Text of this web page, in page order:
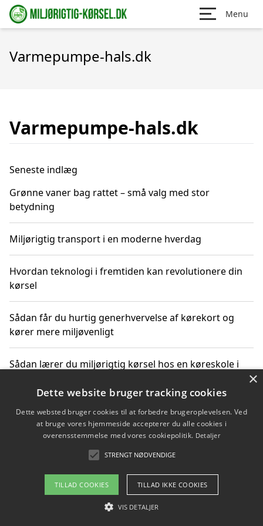
Menu
Varmepumpe-hals.dk
Varmepumpe-hals.dk
Seneste indlæg
Grønne vaner bag rattet – små valg med stor
betydning
Miljørigtig transport i en moderne hverdag
Hvordan teknologi i fremtiden kan revolutionere din
kørsel
Sådan får du hurtig generhvervelse af kørekort og
kører mere miljøvenligt
Sådan lærer du miljørigtig kørsel hos en køreskole i
Copyright 2026 - Pilanto Aps
Om / kontakt
×
Dette website bruger tracking cookies
Dette websted bruger cookies til at forbedre brugeroplevelsen. Ved
at bruge vores hjemmeside accepterer du alle cookies i
overensstemmelse med vores cookiepolitik. Detaljer
STRENGT NØDVENDIGE
TILLAD COOKIES TILLAD IKKE COOKIES
VIS DETALJER